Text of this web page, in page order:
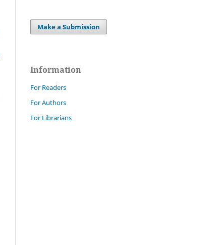
Make a Submission
Information
For Readers
For Authors
For Librarians